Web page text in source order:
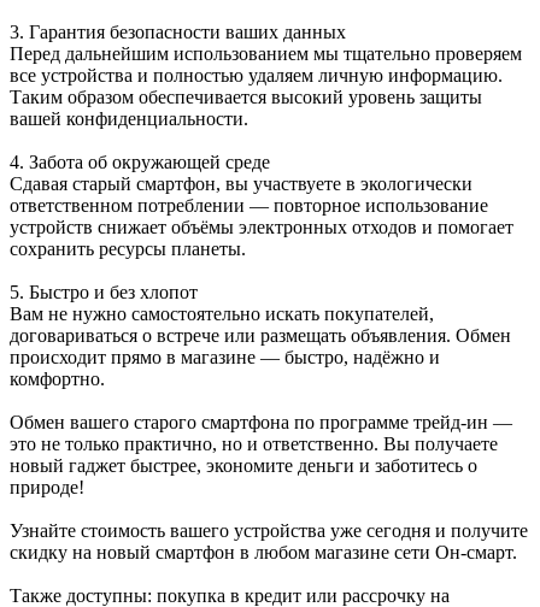
3. Гарантия безопасности ваших данных
Перед дальнейшим использованием мы тщательно проверяем
все устройства и полностью удаляем личную информацию.
Таким образом обеспечивается высокий уровень защиты
вашей конфиденциальности.
4. Забота об окружающей среде
Сдавая старый смартфон, вы участвуете в экологически
ответственном потреблении — повторное использование
устройств снижает объёмы электронных отходов и помогает
сохранить ресурсы планеты.
5. Быстро и без хлопот
Вам не нужно самостоятельно искать покупателей,
договариваться о встрече или размещать объявления. Обмен
происходит прямо в магазине — быстро, надёжно и
комфортно.
Обмен вашего старого смартфона по программе трейд-ин —
это не только практично, но и ответственно. Вы получаете
новый гаджет быстрее, экономите деньги и заботитесь о
природе!
Узнайте стоимость вашего устройства уже сегодня и получите
скидку на новый смартфон в любом магазине сети Он-смарт.
Также доступны: покупка в кредит или рассрочку на